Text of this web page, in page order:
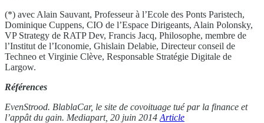
(*) avec Alain Sauvant, Professeur à l’Ecole des Ponts Paristech,
Dominique Cuppens, CIO de l’Espace Dirigeants, Alain Polonsky,
VP Strategy de RATP Dev, Francis Jacq, Philosophe, membre de
l’Institut de l’Iconomie, Ghislain Delabie, Directeur conseil de
Techneo et Virginie Clève, Responsable Stratégie Digitale de
Largow.
Références
EvenStrood. BlablaCar, le site de covoituage tué par la finance et
l’appât du gain. Mediapart, 20 juin 2014 Article